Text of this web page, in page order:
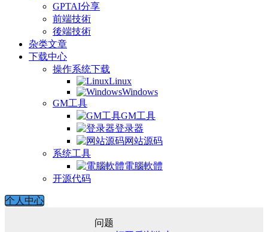
GPTAI分享
前端技術
後端技術
杂类文章
下载中心
操作系统下载
Linux
Windows
GM工具
GM工具
登录器
网站源码
系统工具
電腦軟體
开源代码
个人中心
问题